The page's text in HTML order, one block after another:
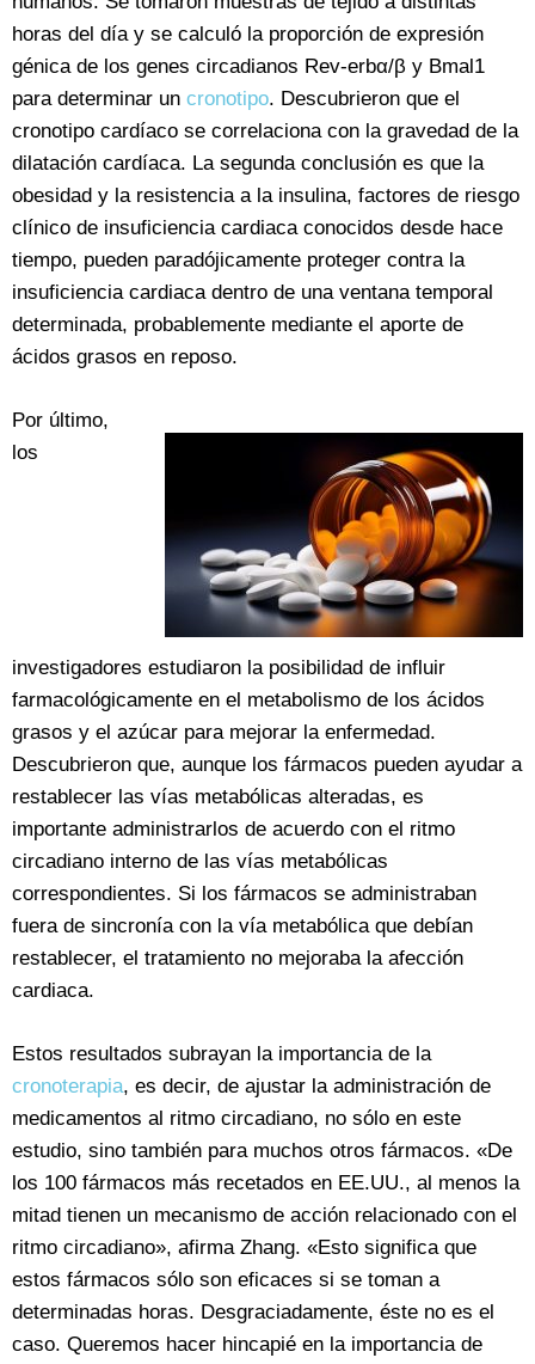
horas del día y se calculó la proporción de expresión
génica de los genes circadianos Rev-erbα/β y Bmal1
para determinar un cronotipo. Descubrieron que el
cronotipo cardíaco se correlaciona con la gravedad de la
dilatación cardíaca. La segunda conclusión es que la
obesidad y la resistencia a la insulina, factores de riesgo
clínico de insuficiencia cardiaca conocidos desde hace
tiempo, pueden paradójicamente proteger contra la
insuficiencia cardiaca dentro de una ventana temporal
determinada, probablemente mediante el aporte de
ácidos grasos en reposo.
Por último,
los
investigadores estudiaron la posibilidad de influir
farmacológicamente en el metabolismo de los ácidos
grasos y el azúcar para mejorar la enfermedad.
Descubrieron que, aunque los fármacos pueden ayudar a
restablecer las vías metabólicas alteradas, es
importante administrarlos de acuerdo con el ritmo
circadiano interno de las vías metabólicas
correspondientes. Si los fármacos se administraban
fuera de sincronía con la vía metabólica que debían
restablecer, el tratamiento no mejoraba la afección
cardiaca.
Estos resultados subrayan la importancia de la
cronoterapia, es decir, de ajustar la administración de
medicamentos al ritmo circadiano, no sólo en este
estudio, sino también para muchos otros fármacos. «De
los 100 fármacos más recetados en EE.UU., al menos la
mitad tienen un mecanismo de acción relacionado con el
ritmo circadiano», afirma Zhang. «Esto significa que
estos fármacos sólo son eficaces si se toman a
determinadas horas. Desgraciadamente, éste no es el
caso. Queremos hacer hincapié en la importancia de